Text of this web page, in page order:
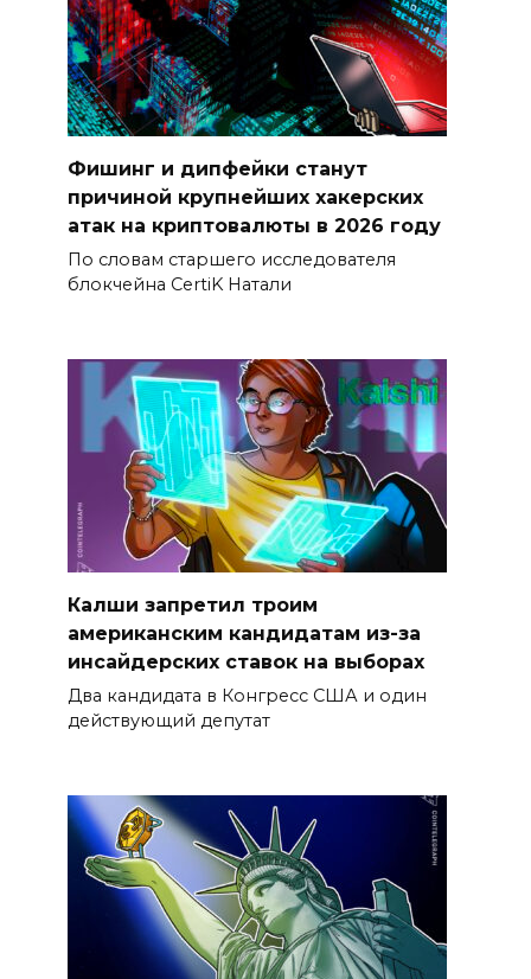
Фишинг и дипфейки станут
причиной крупнейших хакерских
атак на криптовалюты в 2026 году
По словам старшего исследователя
блокчейна CertiK Натали
Калши запретил троим
американским кандидатам из-за
инсайдерских ставок на выборах
Два кандидата в Конгресс США и один
действующий депутат